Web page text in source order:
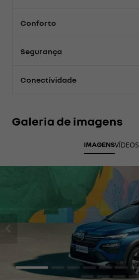
Conforto
Segurança
Conectividade
Galeria de imagens
IMAGENSVÍDEOS